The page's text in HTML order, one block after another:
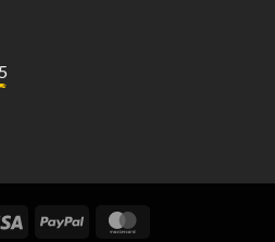
Visa PayPal